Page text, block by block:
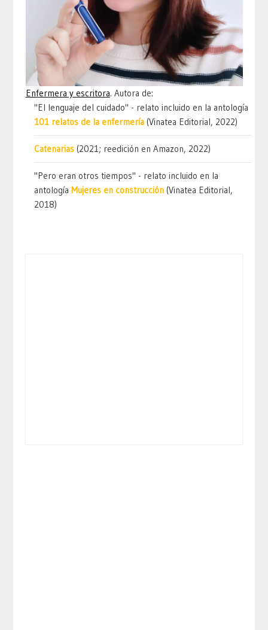
Enfermera y escritora. Autora de:
"El lenguaje del cuidado" - relato incluido en la antología
101 relatos de la enfermería (Vinatea Editorial, 2022)
Catenarias (2021; reedición en Amazon, 2022)
"Pero eran otros tiempos" - relato incluido en la
antologíaMujeres en construcción (Vinatea Editorial,
2018)